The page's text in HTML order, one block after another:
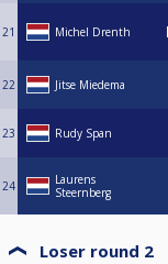
21 Michel Drenth
22 Jitse Miedema
23 Rudy Span
24
Laurens
Steernberg
Loser round 2